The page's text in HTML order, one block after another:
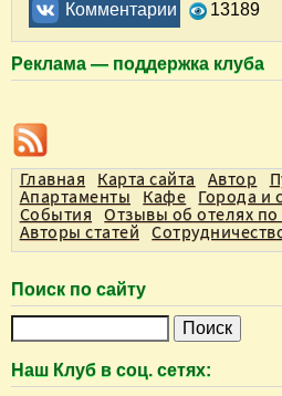
Комментарии
13189
Реклама — поддержка клуба
Главная Карта сайта Автор
Апартаменты Кафе Города и
События Отзывы об отелях
Авторы статей
Поиск по сайту
и
Наш Клуб в соц. сетях: